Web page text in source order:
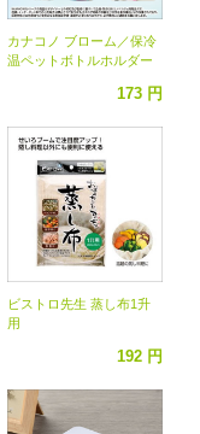
カナコノ ブローム／保冷
温ペットボトルホルダー
173 円
ビストロ先生 蒸し布1升
用
192 円